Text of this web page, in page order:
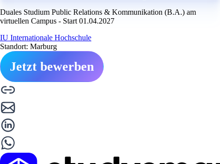
Duales Studium Public Relations & Kommunikation (B.A.) am
virtuellen Campus - Start 01.04.2027
IU Internationale Hochschule
Standort: Marburg
Jetzt bewerben